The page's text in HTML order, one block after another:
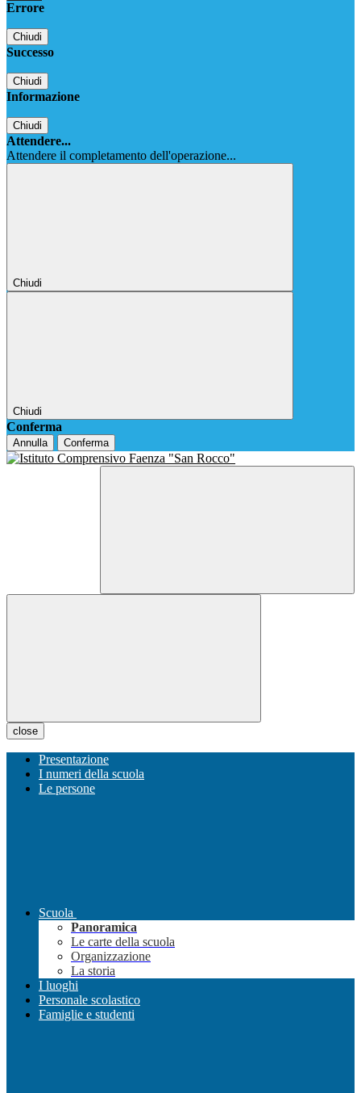
Errore
Chiudi
Successo
Chiudi
Informazione
Chiudi
Attendere...
Attendere il completamento dell'operazione...
Chiudi
Chiudi
Conferma
Annulla Conferma
close
Presentazione
I numeri della scuola
Le persone
Scuola
Panoramica
Le carte della scuola
Organizzazione
La storia
I luoghi
Personale scolastico
Famiglie e studenti